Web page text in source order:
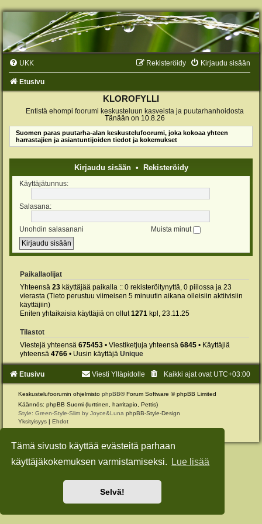
Tämä sivusto käyttää evästeitä parhaan
käyttäjäkokemuksen varmistamiseksi.
Lue lisää
Selvä!
UKK Kirjaudu sisään
Rekisteröidy
Etusivu
KLOROFYLLI
Entistä ehompi foorumi keskusteluun kasveista ja puutarhanhoidosta
Tänään on 10.8.26
Suomen paras puutarha-alan keskustelufoorumi, joka kokoaa yhteen
harrastajien ja asiantuntijoiden tiedot ja kokemukset
Kirjaudu sisään• Rekisteröidy
Käyttäjätunnus:
Salasana:
Unohdin salasanani Muista minut
Paikallaolijat
Yhteensä 23 käyttäjää paikalla :: 0 rekisteröitynyttä, 0 piilossa ja 23
vierasta (Tieto perustuu viimeisen 5 minuutin aikana olleisiin aktiivisiin
käyttäjiin)
Eniten yhtaikaisia käyttäjiä on ollut1271 kpl, 23.11.25
Tilastot
Viestejä yhteensä 675453 • Viestiketjuja yhteensä 6845 • Käyttäjiä
yhteensä 4766 • Uusin käyttäjä Unique
Etusivu Kaikki ajat ovat UTC+03:00
Viesti Ylläpidolle
Keskustelufoorumin ohjelmisto phpBB® Forum Software © phpBB Limited
Käännös: phpBB Suomi (lurttinen, harritapio, Pettis)
Style: Green-Style-Slim by Joyce&Luna phpBB-Style-Design
Yksityisyys | Ehdot